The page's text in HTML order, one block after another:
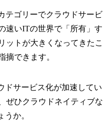
テゴリーでクラウドサービ
速いITの世界で「所有」す
ットが大きくなってきたこ
摘できます。
ドサービス化が加速してい
ぜひクラウドネイティブな
か。